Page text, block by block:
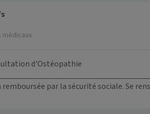
médicaux
d'Ostéopathie
remboursée par la sécurité sociale. Se